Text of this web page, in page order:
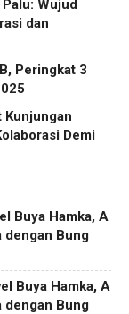
Wujud
dan
Peringkat 3
Kunjungan
Demi
Buya Hamka, A
dengan Bung
Buya Hamka, A
dengan Bung